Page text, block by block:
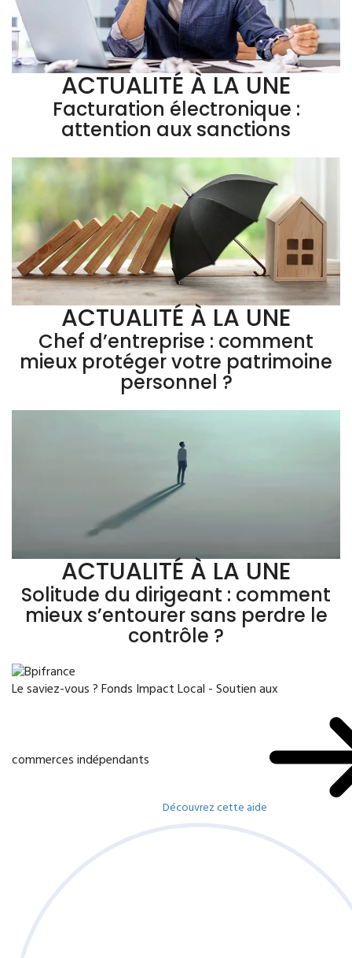
ACTUALITÉ À LA UNE
Facturation électronique :
attention aux sanctions
ACTUALITÉ À LA UNE
Chef d’entreprise : comment
mieux protéger votre patrimoine
personnel ?
ACTUALITÉ À LA UNE
Solitude du dirigeant : comment
mieux s’entourer sans perdre le
contrôle ?
Le saviez-vous ?Fonds Impact Local - Soutien aux
commerces indépendants
Découvrez cette aide